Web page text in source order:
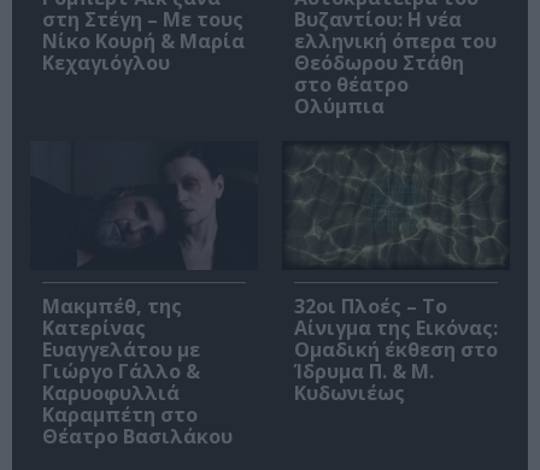
στη Στέγη – Με τους
Νίκο Κουρή & Μαρία
Κεχαγιόγλου
Βυζαντίου: Η νέα
ελληνική όπερα του
Θεόδωρου Στάθη
στο θέατρο
Ολύμπια
Μακμπέθ, της
Κατερίνας
Ευαγγελάτου με
Γιώργο Γάλλο &
Καρυοφυλλιά
Καραμπέτη στο
Θέατρο Βασιλάκου
32οι Πλοές – Το
Αίνιγμα της Εικόνας:
Ομαδική έκθεση στο
Ίδρυμα Π. & Μ.
Κυδωνιέως